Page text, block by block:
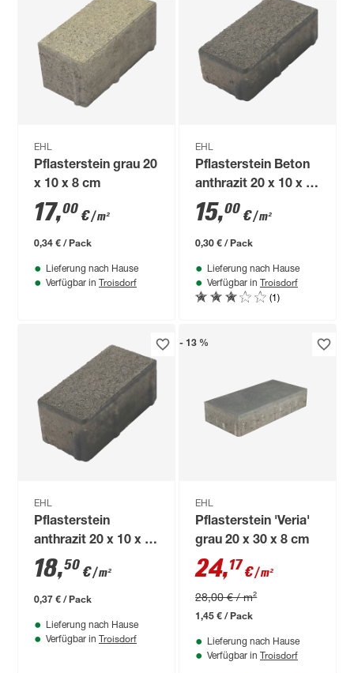
EHL
Pflasterstein grau 20
x 10 x 8 cm
17,00 €/ m²
0,34 € / Pack
Lieferung nach Hause
Verfügbar in Troisdorf
EHL
Pflasterstein Beton
anthrazit 20 x 10 x 6
cm
15,00 €/ m²
0,30 € / Pack
Lieferung nach Hause
Verfügbar in Troisdorf
(1)
EHL
Pflasterstein
anthrazit 20 x 10 x 8
cm
18,50 €/ m²
0,37 € / Pack
Lieferung nach Hause
Verfügbar in Troisdorf
- 13 %
EHL
Pflasterstein 'Veria'
grau 20 x 30 x 8 cm
24,17€/ m²
28,00 € / m²
1,45 € / Pack
Lieferung nach Hause
Verfügbar in Troisdorf